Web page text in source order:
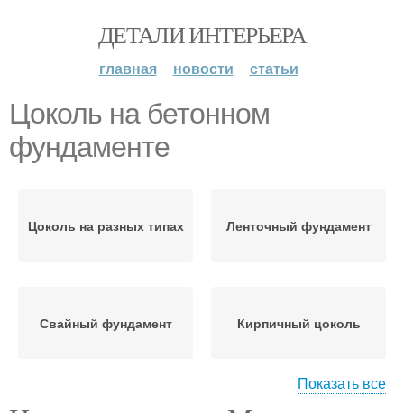
ДЕТАЛИ ИНТЕРЬЕРА
главная новости статьи
Цоколь на бетонном
фундаменте
Цоколь на разных типах Ленточный фундамент
Свайный фундамент Кирпичный цоколь
Показать все